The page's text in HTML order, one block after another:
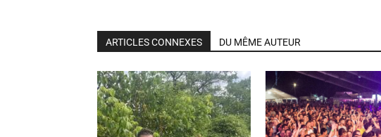
ARTICLES CONNEXES DU MÊME AUTEUR